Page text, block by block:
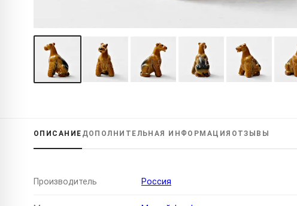
ОПИСАНИЕ ДОПОЛНИТЕЛЬНАЯ ИНФОРМАЦИЯ ОТЗЫВЫ
Производитель Россия